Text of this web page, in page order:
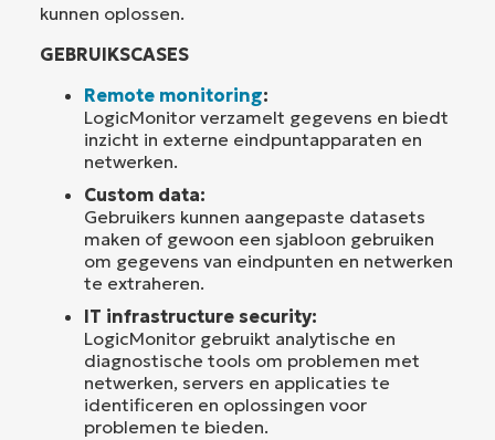
kunnen oplossen.
GEBRUIKSCASES
Remote monitoring:
LogicMonitor verzamelt gegevens en biedt
inzicht in externe eindpuntapparaten en
netwerken.
Custom data:
Gebruikers kunnen aangepaste datasets
maken of gewoon een sjabloon gebruiken
om gegevens van eindpunten en netwerken
te extraheren.
IT infrastructure security:
LogicMonitor gebruikt analytische en
diagnostische tools om problemen met
netwerken, servers en applicaties te
identificeren en oplossingen voor
problemen te bieden.